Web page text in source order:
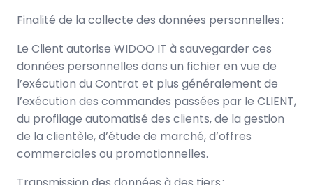
Finalité de la collecte des données personnelles :
Le Client autorise WIDOO IT à sauvegarder ces
données personnelles dans un fichier en vue de
l’exécution du Contrat et plus généralement de
l’exécution des commandes passées par le CLIENT,
du profilage automatisé des clients, de la gestion
de la clientèle, d’étude de marché, d’offres
commerciales ou promotionnelles.